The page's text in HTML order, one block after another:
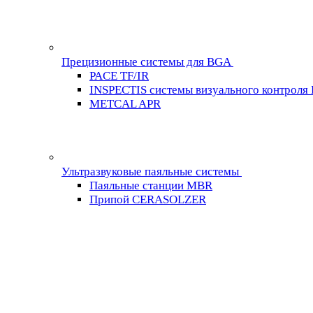
Прецизионные системы для BGA
PACE TF/IR
INSPECTIS системы визуального контроля
METCAL APR
Ультразвуковые паяльные системы
Паяльные станции MBR
Припой CERASOLZER